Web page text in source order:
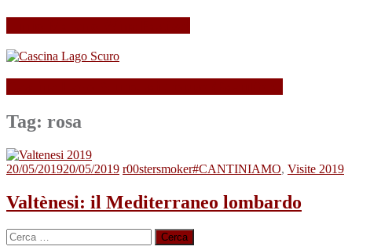
Tag: rosa
20/05/201920/05/2019 r00stersmoker#CANTINIAMO, Visite 2019
Valtènesi: il Mediterraneo lombardo
Ricerca